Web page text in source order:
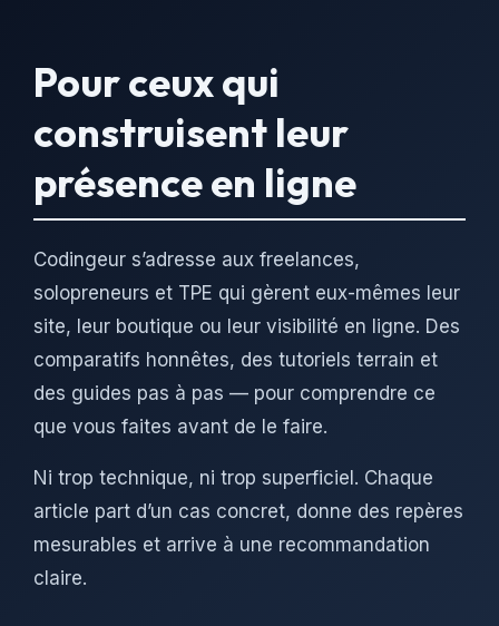
Pour ceux qui
construisent leur
présence en ligne
Codingeur s’adresse aux freelances,
solopreneurs et TPE qui gèrent eux-mêmes leur
site, leur boutique ou leur visibilité en ligne. Des
comparatifs honnêtes, des tutoriels terrain et
des guides pas à pas — pour comprendre ce
que vous faites avant de le faire.
Ni trop technique, ni trop superficiel. Chaque
article part d’un cas concret, donne des repères
mesurables et arrive à une recommandation
claire.